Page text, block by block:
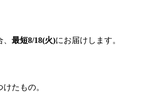
最短8/18(火)にお届けします。
たもの。